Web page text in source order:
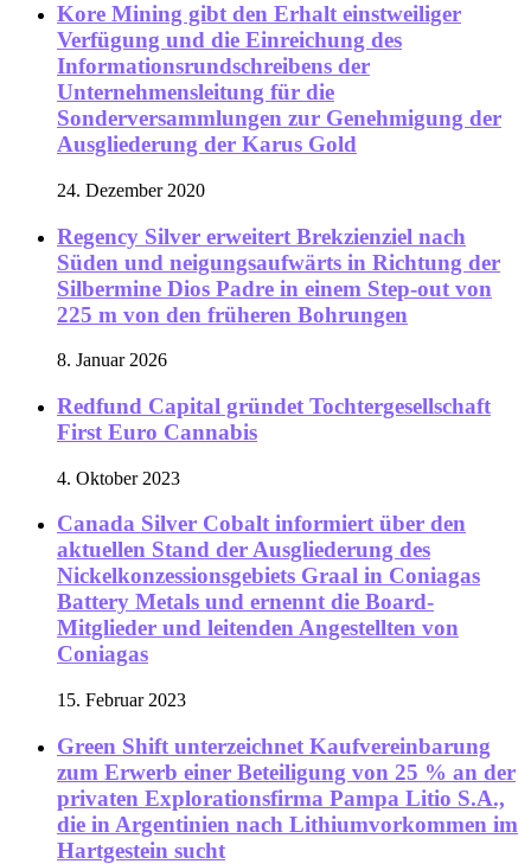
Kore Mining gibt den Erhalt einstweiliger
Verfügung und die Einreichung des
Informationsrundschreibens der
Unternehmensleitung für die
Sonderversammlungen zur Genehmigung der
Ausgliederung der Karus Gold
24. Dezember 2020
Regency Silver erweitert Brekzienziel nach
Süden und neigungsaufwärts in Richtung der
Silbermine Dios Padre in einem Step-out von
225 m von den früheren Bohrungen
8. Januar 2026
Redfund Capital gründet Tochtergesellschaft
First Euro Cannabis
4. Oktober 2023
Canada Silver Cobalt informiert über den
aktuellen Stand der Ausgliederung des
Nickelkonzessionsgebiets Graal in Coniagas
Battery Metals und ernennt die Board-
Mitglieder und leitenden Angestellten von
Coniagas
15. Februar 2023
Green Shift unterzeichnet Kaufvereinbarung
zum Erwerb einer Beteiligung von 25 % an der
privaten Explorationsfirma Pampa Litio S.A.,
die in Argentinien nach Lithiumvorkommen im
Hartgestein sucht